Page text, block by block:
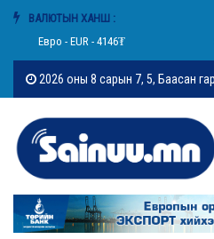
ВАЛЮТЫН ХАНШ :
Евро - EUR - 4146₮
2026 оны 8 сарын 7, 5, Баасан